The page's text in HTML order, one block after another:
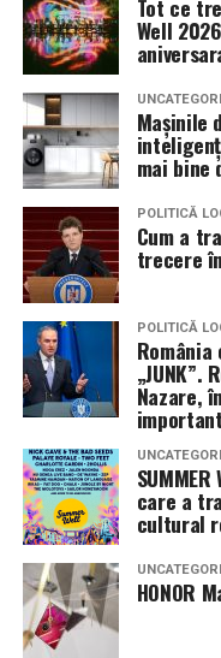
Contact:
Sursă foto:
decât memorabilă.
Această ediție se
într-un cadru atent
și interacțiunea cu
experienței.
Detalii
Data și ora:
Locația:
450 RON
(show live și
Pentru rezervări și
165
Romanita Events
importantă a
combinând experiența
a transforma fiecare
deosebită pentru
sunt apreciate si
aceasta categorie de
masina este
Ce inseamna o
Pregatirea unei
presupune mai mult
lucioasa. Proprietarii
alinierea rotilor,
inaltimea masinii si
element trebuie sa se
crea o imagine unitara.
Anvelopele
latimea si aspectul
in care masina sta pe
accentua liniile
echilibrat, in timp ce o
proportiile, chiar
Anvelopele ca
Tot ce
Well
Mașinile
mai bine
POLITICĂ
Cum a
trecere
POLITICĂ
„JUNK”.
Nazare,
important
care a
cultural
HONOR